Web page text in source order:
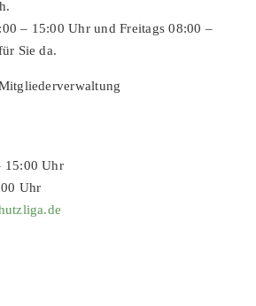
– 15:00 Uhr und Freitags 08:00 –
Sie da.
15:00 Uhr
Uhr